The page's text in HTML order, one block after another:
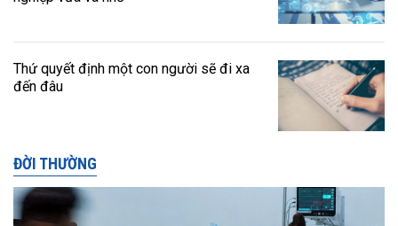
Thứ quyết định một con người sẽ đi xa
đến đâu
ĐỜI THƯỜNG